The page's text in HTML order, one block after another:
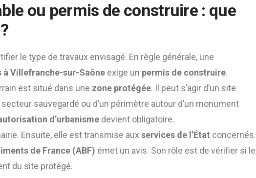
ou permis de construire : que
le type de travaux envisagé. En règle générale, une
Villefranche-sur-Saône exige un permis de construire.
est situé dans une zone protégée. Il peut s’agir d’un site
sauvegardé ou d’un périmètre autour d’un monument
d’urbanisme devient obligatoire.
Ensuite, elle est transmise aux services de l’État concernés.
de France (ABF) émet un avis. Son rôle est de vérifier si le
du site protégé.